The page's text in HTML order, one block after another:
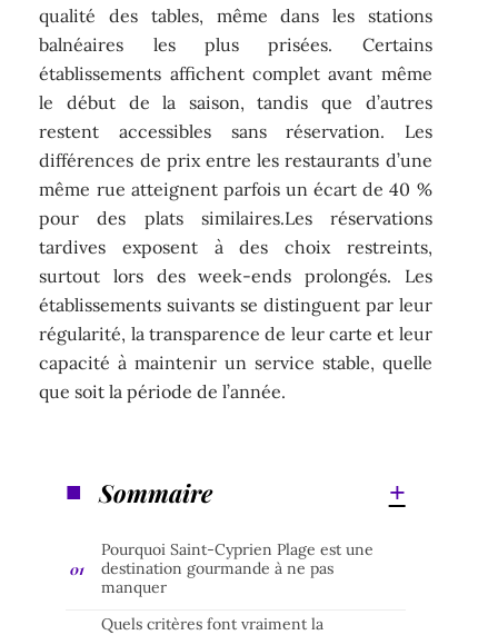
qualité des tables, même dans les stations
balnéaires les plus prisées. Certains
établissements affichent complet avant même
le début de la saison, tandis que d’autres
restent accessibles sans réservation. Les
différences de prix entre les restaurants d’une
même rue atteignent parfois un écart de 40 %
pour des plats similaires.Les réservations
tardives exposent à des choix restreints,
surtout lors des week-ends prolongés. Les
établissements suivants se distinguent par leur
régularité, la transparence de leur carte et leur
capacité à maintenir un service stable, quelle
que soit la période de l’année.
Sommaire
Pourquoi Saint-Cyprien Plage est une
destination gourmande à ne pas
manquer
Quels critères font vraiment la